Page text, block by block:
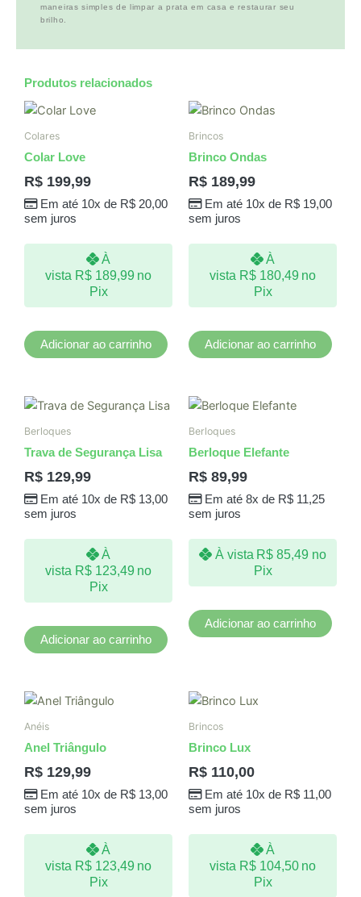
maneiras simples de limpar a prata em casa e restaurar seu
brilho.
Produtos relacionados
Colares
Colar Love
R$ 199,99
Em até 10x de R$20,00
sem juros
À
vista R$189,99 no
Pix
Adicionar ao carrinho
Brincos
Brinco Ondas
R$ 189,99
Em até 10x de R$19,00
sem juros
À
vista R$180,49 no
Pix
Adicionar ao carrinho
Berloques
Trava de Segurança Lisa
R$ 129,99
Em até 10x de R$13,00
sem juros
À
vista R$123,49 no
Pix
Adicionar ao carrinho
Berloques
Berloque Elefante
R$ 89,99
Em até 8x de R$11,25
sem juros
À vista R$ 85,49 no
Pix
Adicionar ao carrinho
Anéis
Anel Triângulo
R$ 129,99
Em até 10x de R$13,00
sem juros
À
vista R$123,49 no
Pix
As
podem
escolhidas
Brincos
Brinco Lux
R$ 110,00
Em até 10x de R$11,00
sem juros
À
vista R$104,50 no
Pix